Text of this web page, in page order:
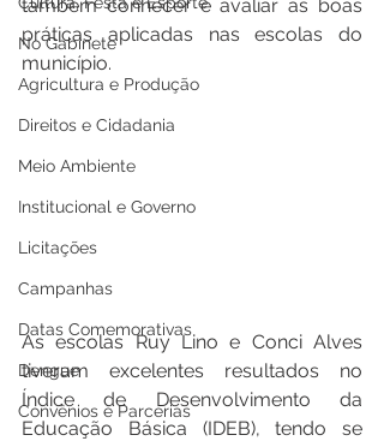
No Gabinete
Agricultura e Produção
Direitos e Cidadania
Meio Ambiente
Institucional e Governo
Licitações
Campanhas
Datas Comemorativas
Dengue
Convênios e Parcerias
também conhecer e avaliar as boas
práticas aplicadas nas escolas do
município.
As escolas Ruy Lino e Conci Alves
tiveram excelentes resultados no
Índice de Desenvolvimento da
Educação Básica (IDEB), tendo se